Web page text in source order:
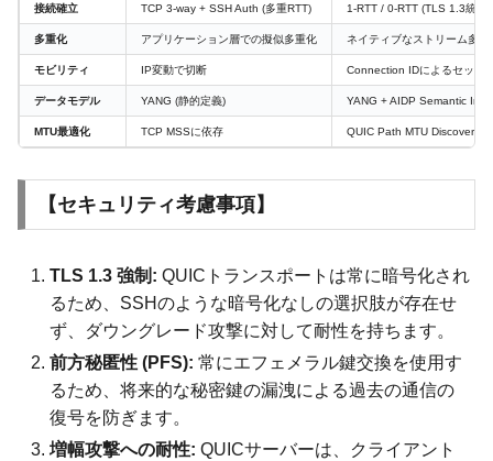
接続確立 TCP 3-way + SSH Auth (多重RTT) 1-RTT / 0-RTT (TLS 1.3統合)
多重化 アプリケーション層での擬似多重化 ネイティブなストリーム多重
モビリティ IP変動で切断 Connection IDによるセッシ
データモデル YANG (静的定義) YANG + AIDP Semantic
MTU最適化 TCP MSSに依存 QUIC Path MTU Discovery
【セキュリティ考慮事項】
TLS 1.3 強制: QUICトランスポートは常に暗号化され
るため、SSHのような暗号化なしの選択肢が存在せ
ず、ダウングレード攻撃に対して耐性を持ちます。
前方秘匿性 (PFS): 常にエフェメラル鍵交換を使用す
るため、将来的な秘密鍵の漏洩による過去の通信の
復号を防ぎます。
増幅攻撃への耐性: QUICサーバーは、クライアント